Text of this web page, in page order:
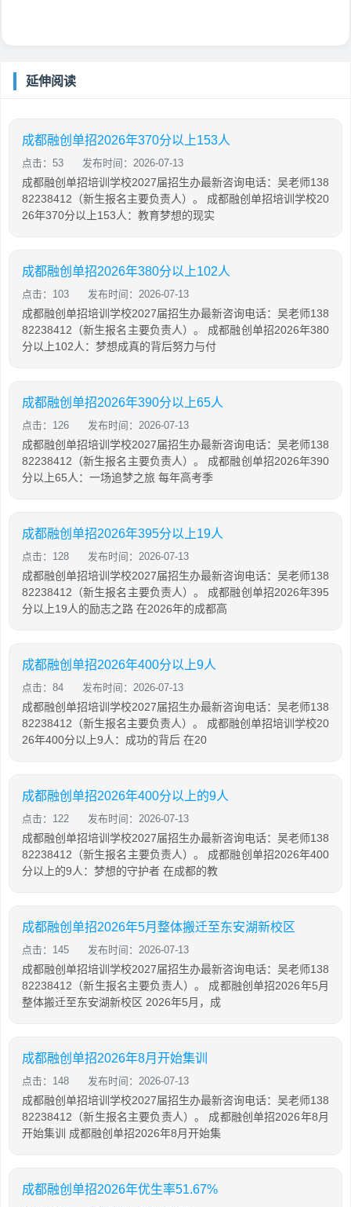
延伸阅读
成都融创单招2026年370分以上153人
点击：53 发布时间：2026-07-13
成都融创单招培训学校2027届招生办最新咨询电话：吴老师138
82238412（新生报名主要负责人）。 成都融创单招培训学校20
26年370分以上153人：教育梦想的现实
成都融创单招2026年380分以上102人
点击：103 发布时间：2026-07-13
成都融创单招培训学校2027届招生办最新咨询电话：吴老师138
82238412（新生报名主要负责人）。 成都融创单招2026年380
分以上102人：梦想成真的背后努力与付
成都融创单招2026年390分以上65人
点击：126 发布时间：2026-07-13
成都融创单招培训学校2027届招生办最新咨询电话：吴老师138
82238412（新生报名主要负责人）。 成都融创单招2026年390
分以上65人：一场追梦之旅 每年高考季
成都融创单招2026年395分以上19人
点击：128 发布时间：2026-07-13
成都融创单招培训学校2027届招生办最新咨询电话：吴老师138
82238412（新生报名主要负责人）。 成都融创单招2026年395
分以上19人的励志之路 在2026年的成都高
成都融创单招2026年400分以上9人
点击：84 发布时间：2026-07-13
成都融创单招培训学校2027届招生办最新咨询电话：吴老师138
82238412（新生报名主要负责人）。 成都融创单招培训学校20
26年400分以上9人：成功的背后 在20
成都融创单招2026年400分以上的9人
点击：122 发布时间：2026-07-13
成都融创单招培训学校2027届招生办最新咨询电话：吴老师138
82238412（新生报名主要负责人）。 成都融创单招2026年400
分以上的9人：梦想的守护者 在成都的教
成都融创单招2026年5月整体搬迁至东安湖新校区
点击：145 发布时间：2026-07-13
成都融创单招培训学校2027届招生办最新咨询电话：吴老师138
82238412（新生报名主要负责人）。 成都融创单招2026年5月
整体搬迁至东安湖新校区 2026年5月，成
成都融创单招2026年8月开始集训
点击：148 发布时间：2026-07-13
成都融创单招培训学校2027届招生办最新咨询电话：吴老师138
82238412（新生报名主要负责人）。 成都融创单招2026年8月
开始集训 成都融创单招2026年8月开始集
成都融创单招2026年优生率51.67%